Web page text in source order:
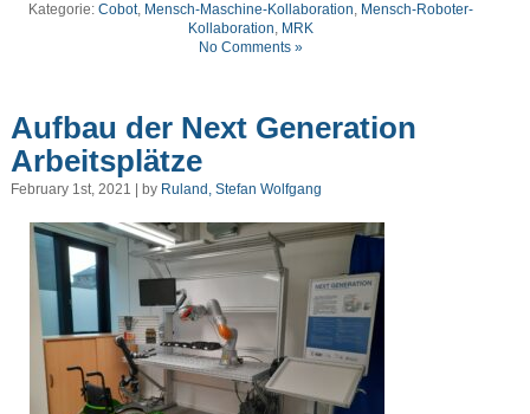
Kategorie: Cobot, Mensch-Maschine-Kollaboration, Mensch-Roboter-
Kollaboration, MRK
No Comments »
Aufbau der Next Generation
Arbeitsplätze
February 1st, 2021 | by Ruland, Stefan Wolfgang